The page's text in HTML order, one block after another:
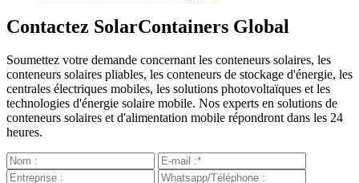
Contactez SolarContainers Global
Soumettez votre demande concernant les conteneurs solaires, les
conteneurs solaires pliables, les conteneurs de stockage d'énergie, les
centrales électriques mobiles, les solutions photovoltaïques et les
technologies d'énergie solaire mobile. Nos experts en solutions de
conteneurs solaires et d'alimentation mobile répondront dans les 24
heures.